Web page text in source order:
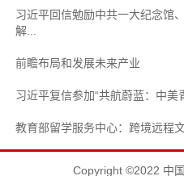
习近平回信勉励中共一大纪念馆
解...
前瞻布局和发展未来产业
习近平复信参加“共航蔚蓝：中美
教育部留学服务中心：跨境远程
Copyright ©2022 中